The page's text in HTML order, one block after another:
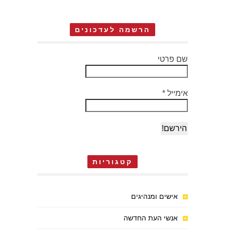
הרשמה לעדכונים
שם פרטי
אימייל *
קטגוריות
אישים ומנהיגים
אנשי העת החדשה